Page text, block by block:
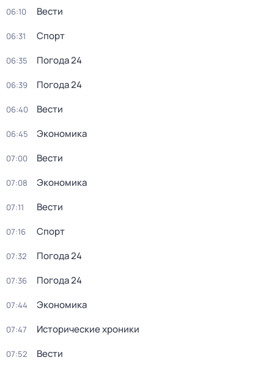
06:10 Вести
06:31 Спорт
06:35 Погода 24
06:39 Погода 24
06:40 Вести
06:45 Экономика
07:00 Вести
07:08 Экономика
07:11 Вести
07:16 Спорт
07:32 Погода 24
07:36 Погода 24
07:44 Экономика
07:47 Исторические хроники
07:52 Вести